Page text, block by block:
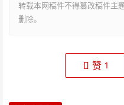
转载本网稿件不得篡改稿件主
删除。
赞 1